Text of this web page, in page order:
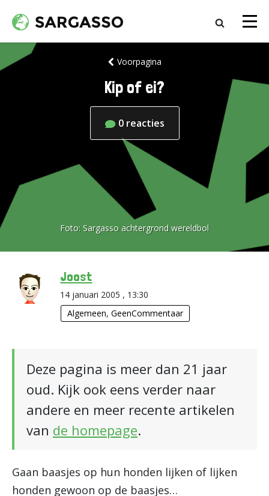
Voorpagina
Kip of ei?
0 reacties
Foto: Sargasso achtergrond wereldbol
Joost
14 januari 2005 , 13:30
Algemeen,GeenCommentaar
Deze pagina is meer dan 21 jaar
oud. Kijk ook eens verder naar
andere en meer recente artikelen
van de homepage.
Gaan baasjes op hun honden lijken of lijken
honden gewoon op de baasjes…